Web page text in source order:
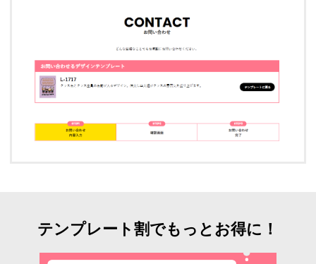
テンプレート割でもっとお得に！